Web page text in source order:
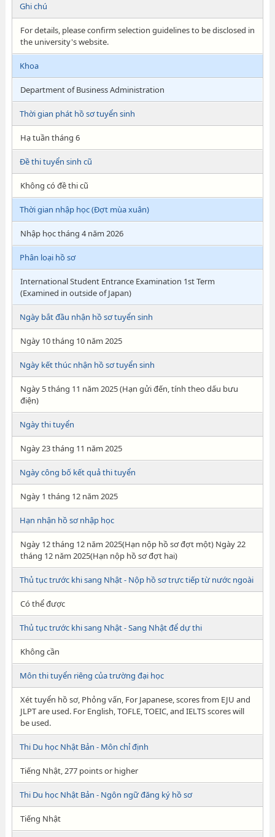
Ghi chú
For details, please confirm selection guidelines to be disclosed in
the university's website.
Khoa
Department of Business Administration
Thời gian phát hồ sơ tuyển sinh
Hạ tuần tháng 6
Đề thi tuyển sinh cũ
Không có đề thi cũ
Thời gian nhập học (Đợt mùa xuân)
Nhập học tháng 4 năm 2026
Phân loại hồ sơ
International Student Entrance Examination 1st Term
(Examined in outside of Japan)
Ngày bắt đầu nhận hồ sơ tuyển sinh
Ngày 10 tháng 10 năm 2025
Ngày kết thúc nhận hồ sơ tuyển sinh
Ngày 5 tháng 11 năm 2025 (Hạn gửi đến, tính theo dấu bưu
điện)
Ngày thi tuyển
Ngày 23 tháng 11 năm 2025
Ngày công bố kết quả thi tuyển
Ngày 1 tháng 12 năm 2025
Hạn nhận hồ sơ nhập học
Ngày 12 tháng 12 năm 2025(Hạn nộp hồ sơ đợt một) Ngày 22
tháng 12 năm 2025(Hạn nộp hồ sơ đợt hai)
Thủ tục trước khi sang Nhật - Nộp hồ sơ trực tiếp từ nước ngoài
Có thể được
Thủ tục trước khi sang Nhật - Sang Nhật để dự thi
Không cần
Môn thi tuyển riêng của trường đại học
Xét tuyển hồ sơ, Phỏng vấn, For Japanese, scores from EJU and
JLPT are used. For English, TOFLE, TOEIC, and IELTS scores will
be used.
Thi Du học Nhật Bản - Môn chỉ định
Tiếng Nhật, 277 points or higher
Thi Du học Nhật Bản - Ngôn ngữ đăng ký hồ sơ
Tiếng Nhật